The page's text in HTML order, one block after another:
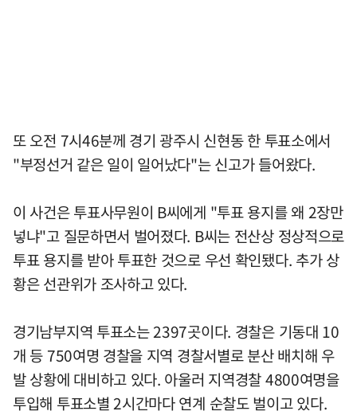
또 오전 7시46분께 경기 광주시 신현동 한 투표소에서
"부정선거 같은 일이 일어났다"는 신고가 들어왔다.
이 사건은 투표사무원이 B씨에게 "투표 용지를 왜 2장만
넣냐"고 질문하면서 벌어졌다. B씨는 전산상 정상적으로
투표 용지를 받아 투표한 것으로 우선 확인됐다. 추가 상
황은 선관위가 조사하고 있다.
경기남부지역 투표소는 2397곳이다. 경찰은 기동대 10
개 등 750여명 경찰을 지역 경찰서별로 분산 배치해 우
발 상황에 대비하고 있다. 아울러 지역경찰 4800여명을
투입해 투표소별 2시간마다 연계 순찰도 벌이고 있다.